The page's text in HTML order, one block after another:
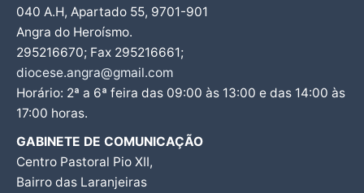
040 A.H, Apartado 55, 9701-901
Angra do Heroísmo.
295216670; Fax 295216661;
diocese.angra@gmail.com
Horário: 2ª a 6ª feira das 09:00 às 13:00 e das 14:00 às
17:00 horas.
GABINETE DE COMUNICAÇÃO
Centro Pastoral Pio XII,
Bairro das Laranjeiras